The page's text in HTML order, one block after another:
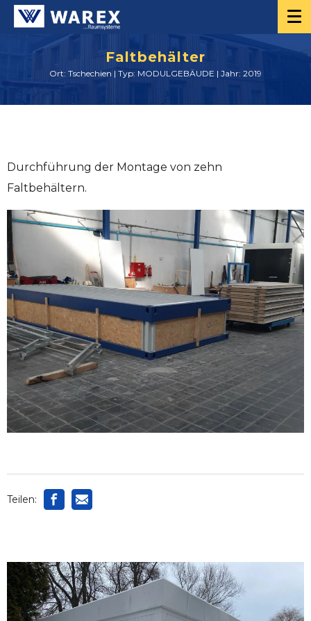
Faltbehälter
Ort: Tschechien | Typ: MODULGEBÄUDE | Jahr: 2019
Durchführung der Montage von zehn
Faltbehältern.
Teilen: